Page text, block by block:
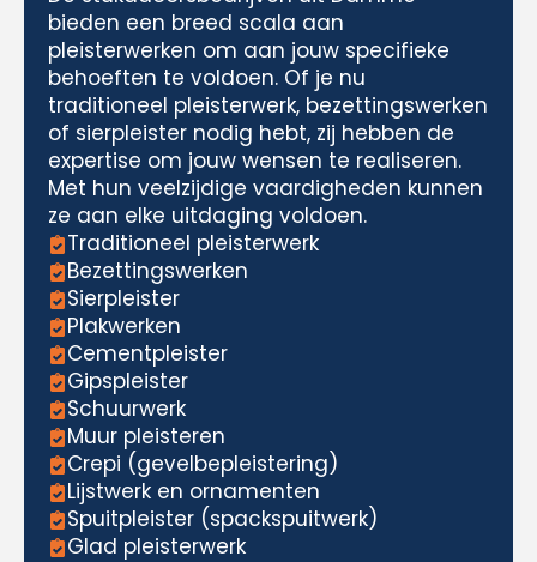
bieden een breed scala aan
pleisterwerken om aan jouw specifieke
behoeften te voldoen. Of je nu
traditioneel pleisterwerk, bezettingswerken
of sierpleister nodig hebt, zij hebben de
expertise om jouw wensen te realiseren.
Met hun veelzijdige vaardigheden kunnen
ze aan elke uitdaging voldoen.
Traditioneel pleisterwerk
Bezettingswerken
Sierpleister
Plakwerken
Cementpleister
Gipspleister
Schuurwerk
Muur pleisteren
Crepi (gevelbepleistering)
Lijstwerk en ornamenten
Spuitpleister (spackspuitwerk)
Glad pleisterwerk